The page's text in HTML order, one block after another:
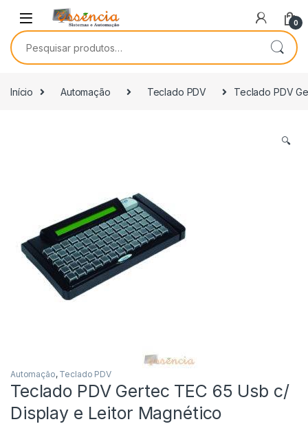
0
Início Automação Teclado PDV Teclado PDV
🔍
Automação, Teclado PDV
Teclado PDV Gertec TEC 65 Usb c/
Display e Leitor Magnético